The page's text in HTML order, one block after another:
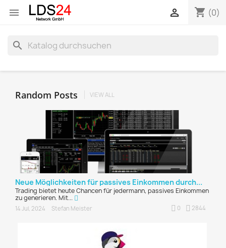
 shopping_cart (0)

search
Random Posts VIEW ALL
Neue Möglichkeiten für passives Einkommen durch...
Trading bietet heute Chancen für jedermann, passives Einkommen
zu generieren. Mit...
14 Jul, 2024 Stefan Meister 2844
0